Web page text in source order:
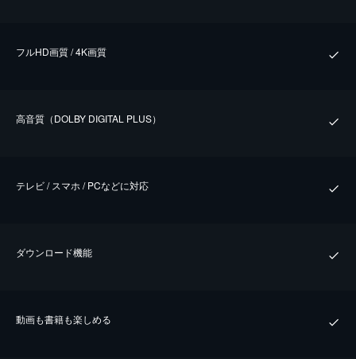
フルHD画質 / 4K画質
⾼⾳質（DOLBY DIGITAL PLUS）
テレビ / スマホ / PCなどに対応
ダウンロード機能
動画も書籍も楽しめる